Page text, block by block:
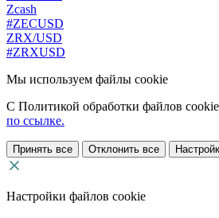
Zcash
#ZECUSD
ZRX/USD
#ZRXUSD
Мы используем файлы cookie
С Политикой обработки файлов
по ссылке.
Принять все Отклонить все
Настройки файлов cookie